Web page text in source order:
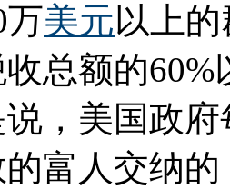
万美元以上
总额的
，美国政
富人交纳